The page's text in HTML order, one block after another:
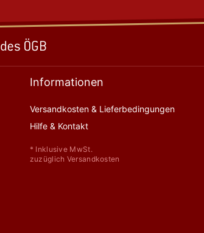
Informationen
Versandkosten & Lieferbedingungen
Hilfe & Kontakt
* Inklusive MwSt.
zuzüglich Versandkosten